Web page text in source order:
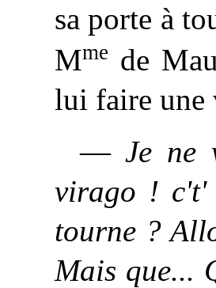
sa porte à
Mme de
lui faire une
—Je ne
virago ! c't'
tourne ?
Mais que...